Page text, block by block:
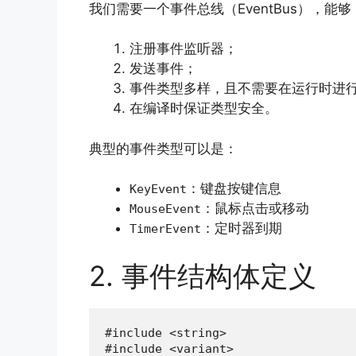
我们需要一个事件总线（EventBus），能够
注册事件监听器；
发送事件；
事件类型多样，且不需要在运行时进
在编译时保证类型安全。
典型的事件类型可以是：
KeyEvent ：键盘按键信息
MouseEvent ：鼠标点击或移动
TimerEvent ：定时器到期
2. 事件结构体定义
#include <string>
#include <variant>